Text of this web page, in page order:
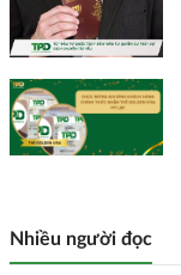
Nhiều người đọc